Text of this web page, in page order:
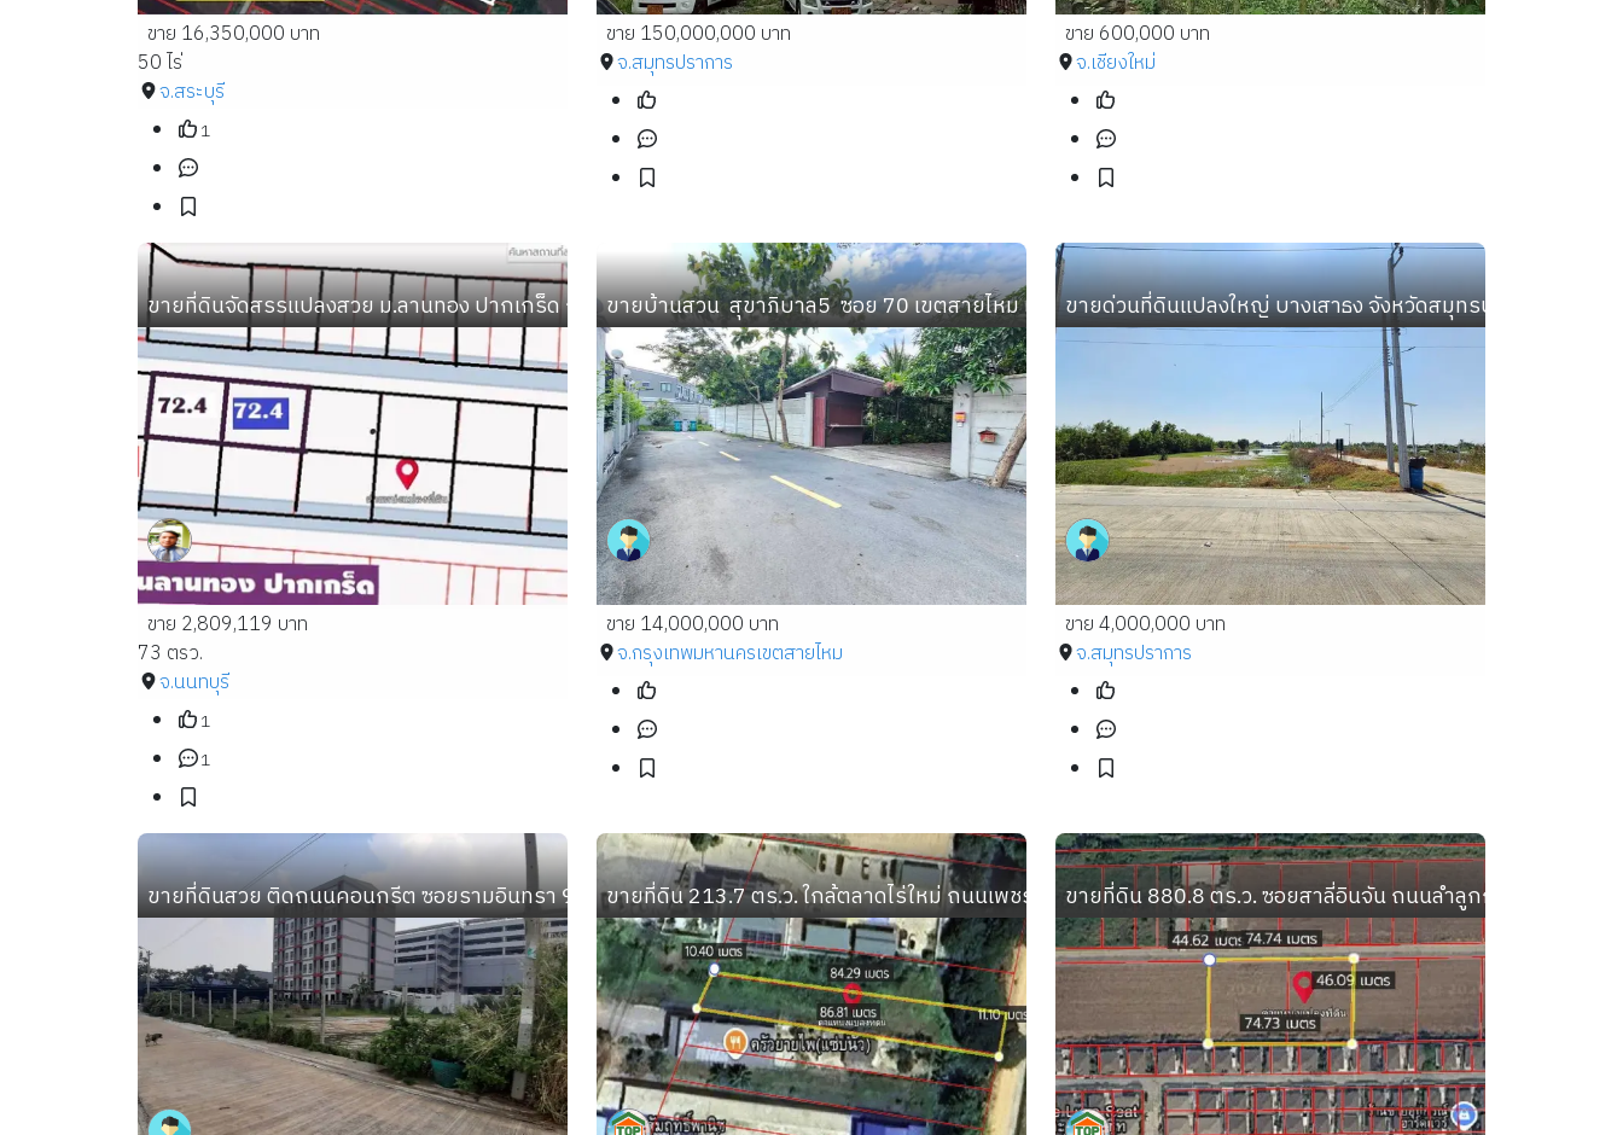
ขาย 16,350,000 บาท
50 ไร่
จ.สระบุรี
1
ขาย 150,000,000 บาท
จ.สมุทรปราการ
ขาย 600,000 บาท
จ.เชียงใหม่
ขายที่ดินจัดสรรแปลงสวย ม.ลานทอง ปากเกร็ด กลับแจ้งวัฒนะนิดเดียว จะเข้าเมืองทองธานีก็นิดเดียวด้วยสุดๆ
ขาย 2,809,119 บาท
73 ตรว.
จ.นนทบุรี
1
1
ขายบ้านสวน  สุขาภิบาล5  ซอย 70 เขตสายไหม เข้าซอยเพียง 300 เมตร
ขาย 14,000,000 บาท
จ.กรุงเทพมหานครเขตสายไหม
ขายด่วนที่ดินแปลงใหญ่ บางเสาธง จังหวัดสมุทรปราการ ติดถ
ขาย 4,000,000 บาท
จ.สมุทรปราการ
ขายที่ดินสวย ติดถนนคอนกรีต ซอยรามอินทรา 97 ขายที่ดิน 213.7 ตร.ว. ใกล้ตลาดไร่ใหม่ ถนนเพชรเกษม อำเภอสามร้อยยอด ประจวบคีรีขันธ์
ขายที่ดิน 880.8 ตร.ว. ซอยสาลี่อินจัน ถนนลำลูกกา ตำบลลาดส